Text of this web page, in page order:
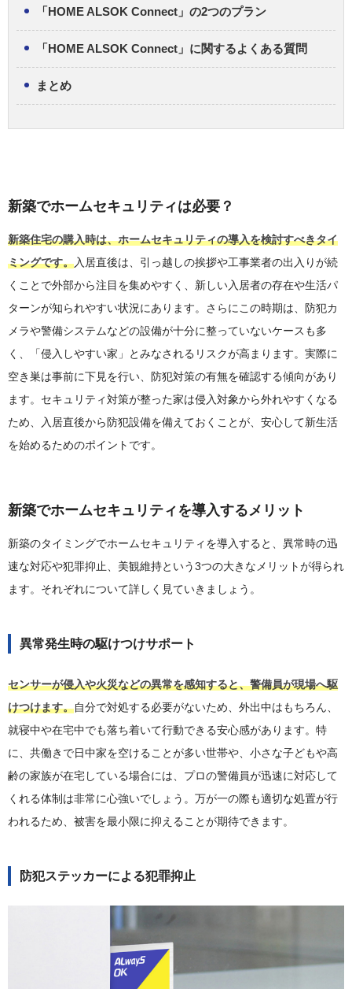
「HOME ALSOK Connect」の2つのプラン
「HOME ALSOK Connect」に関するよくある質問
まとめ
新築でホームセキュリティは必要？
新築住宅の購入時は、ホームセキュリティの導入を検討すべきタイ
ミングです。入居直後は、引っ越しの挨拶や工事業者の出入りが続
くことで外部から注目を集めやすく、新しい入居者の存在や生活パ
ターンが知られやすい状況にあります。さらにこの時期は、防犯カ
メラや警備システムなどの設備が十分に整っていないケースも多
く、「侵入しやすい家」とみなされるリスクが高まります。実際に
空き巣は事前に下見を行い、防犯対策の有無を確認する傾向があり
ます。セキュリティ対策が整った家は侵入対象から外れやすくなる
ため、入居直後から防犯設備を備えておくことが、安心して新生活
を始めるためのポイントです。
新築でホームセキュリティを導入するメリット
新築のタイミングでホームセキュリティを導入すると、異常時の迅
速な対応や犯罪抑止、美観維持という3つの大きなメリットが得られ
ます。それぞれについて詳しく見ていきましょう。
異常発生時の駆けつけサポート
センサーが侵入や火災などの異常を感知すると、警備員が現場へ駆
けつけます。自分で対処する必要がないため、外出中はもちろん、
就寝中や在宅中でも落ち着いて行動できる安心感があります。特
に、共働きで日中家を空けることが多い世帯や、小さな子どもや高
齢の家族が在宅している場合には、プロの警備員が迅速に対応して
くれる体制は非常に心強いでしょう。万が一の際も適切な処置が行
われるため、被害を最小限に抑えることが期待できます。
防犯ステッカーによる犯罪抑止